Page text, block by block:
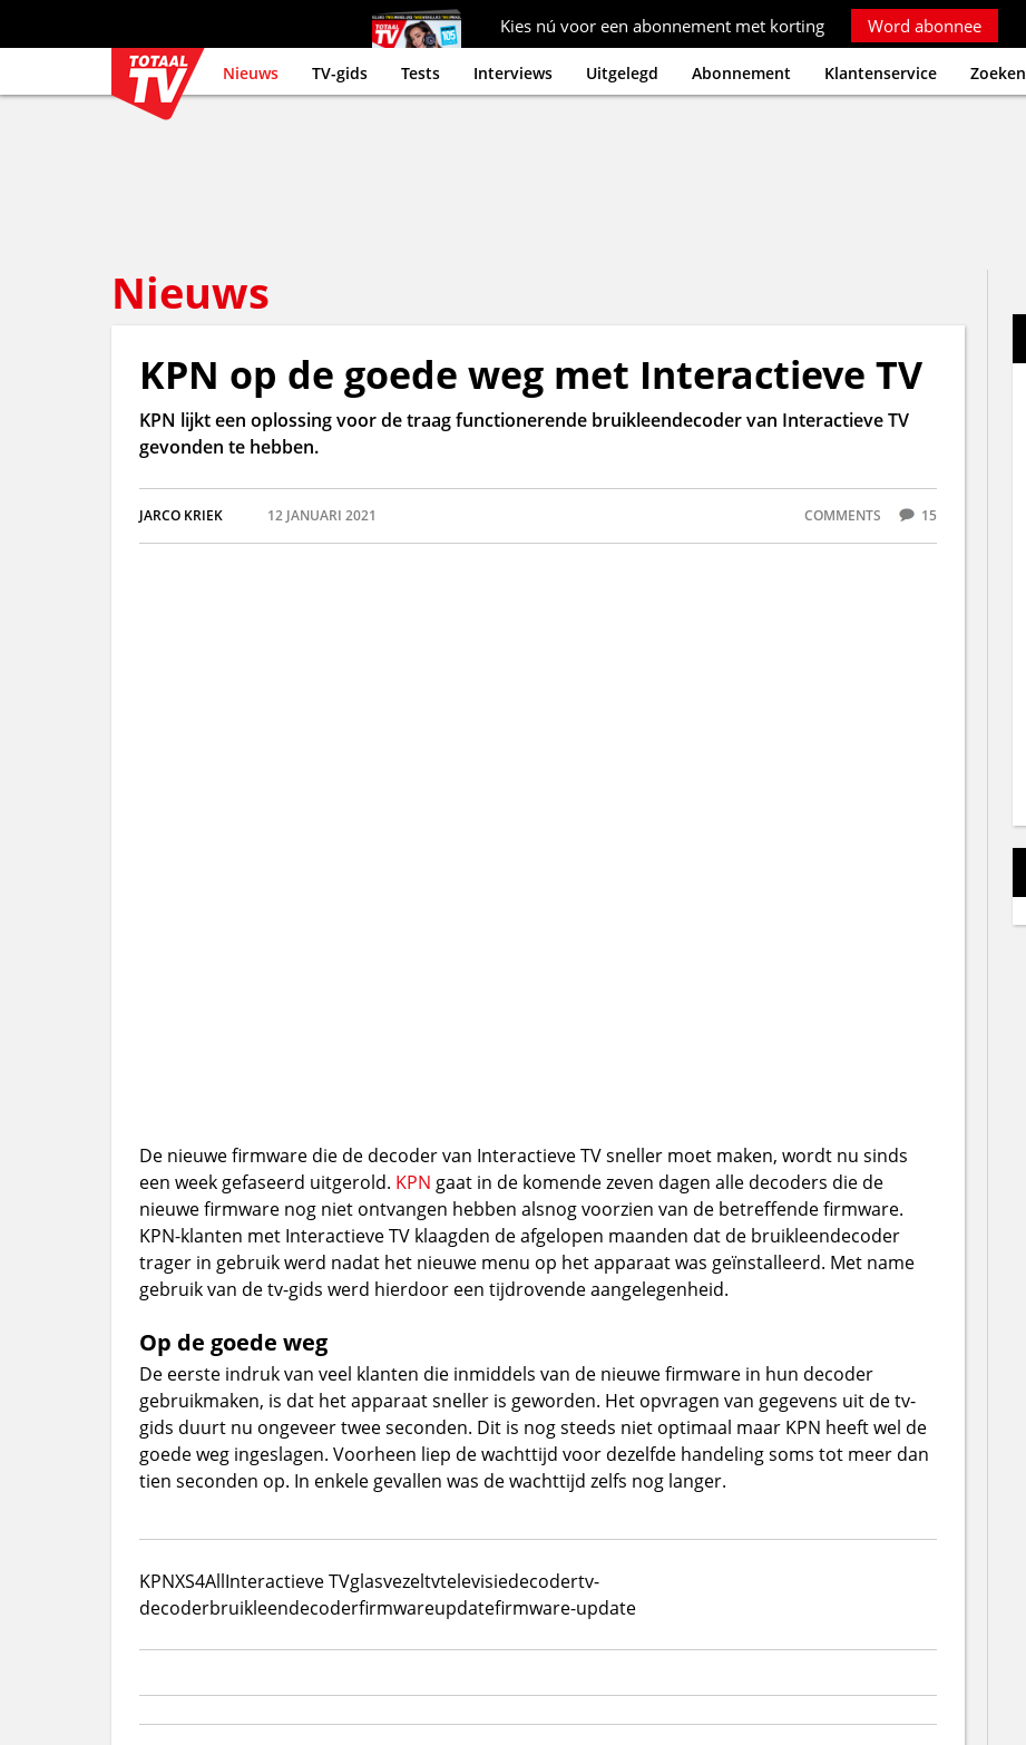
Kies nú voor een abonnement met korting Word abonnee
Nieuws TV-gids Tests Interviews Uitgelegd Abonnement Klantenservice Zoeken
Nieuws
KPN op de goede weg met Interactieve TV
KPN lijkt een oplossing voor de traag functionerende bruikleendecoder van Interactieve TV
gevonden te hebben.
JARCO KRIEK 12 JANUARI 2021 COMMENTS 15
De nieuwe firmware die de decoder van Interactieve TV sneller moet maken, wordt nu sinds
een week gefaseerd uitgerold. KPN gaat in de komende zeven dagen alle decoders die de
nieuwe firmware nog niet ontvangen hebben alsnog voorzien van de betreffende firmware.
KPN-klanten met Interactieve TV klaagden de afgelopen maanden dat de bruikleendecoder
trager in gebruik werd nadat het nieuwe menu op het apparaat was geïnstalleerd. Met name
gebruik van de tv-gids werd hierdoor een tijdrovende aangelegenheid.
Op de goede weg
De eerste indruk van veel klanten die inmiddels van de nieuwe firmware in hun decoder
gebruikmaken, is dat het apparaat sneller is geworden. Het opvragen van gegevens uit de tv-
gids duurt nu ongeveer twee seconden. Dit is nog steeds niet optimaal maar KPN heeft wel de
goede weg ingeslagen. Voorheen liep de wachttijd voor dezelfde handeling soms tot meer dan
tien seconden op. In enkele gevallen was de wachttijd zelfs nog langer.
KPNXS4AllInteractieve TVglasvezeltvtelevisiedecodertv-
decoderbruikleendecoderfirmwareupdatefirmware-update